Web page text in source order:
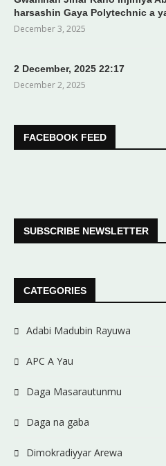
harsashin Gaya Polytechnic a
December 3, 2025
2 December, 2025 22:17
December 2, 2025
FACEBOOK FEED
SUBSCRIBE NEWSLETTER
CATEGORIES
Adabi Madubin Rayuwa
APC A Yau
Daga Masarautunmu
Daga na gaba
Dimokradiyyar Arewa